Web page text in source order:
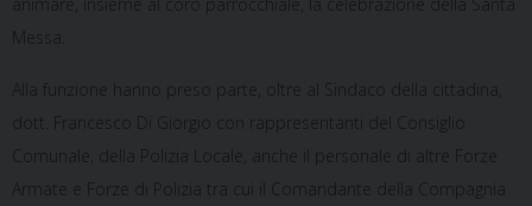
animare, insieme al coro parrocchiale, la celebrazione della Santa
Messa.
Alla funzione hanno preso parte, oltre al Sindaco della cittadina,
dott. Francesco Di Giorgio con rappresentanti del Consiglio
Comunale, della Polizia Locale, anche il personale di altre Forze
Armate e Forze di Polizia tra cui il Comandante della Compagnia